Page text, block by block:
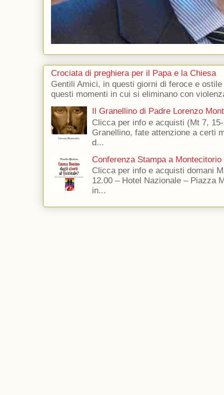
Crociata di preghiera per il Papa e la Chiesa
Gentili Amici, in questi giorni di feroce e
questi momenti in cui si eliminano con
Il Granellino di Padre Lorenzo
Clicca per info e acquisti (Mt 7,
Granellino, fate attenzione a certi
d...
Conferenza Stampa a Montecitorio
Clicca per info e acquisti domani
12.00 – Hotel Nazionale – Piazza
in...